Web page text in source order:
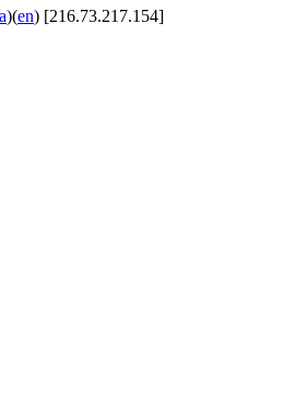
)(en) [216.73.217.154]